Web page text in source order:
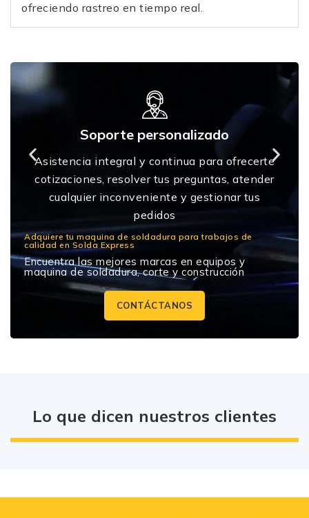
ofreciendo rastreo en tiempo real.
para ofrecerte
atender
gestionar tus
Calidad
Cada máquina de
accesorios que tenemos
certificaciones y garantía
durabilidad y protección en
Adquiere tu maquina de soldadura para trabajos de
calidad en Solda Express
Encuentra las mejores marcas en equipos y
maquina de soldadura, corte y construcción
CONTÁCTANOS
Lo que dicen nuestros clientes